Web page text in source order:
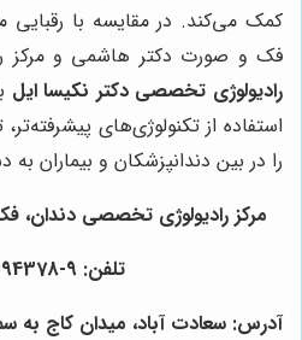
کمک می‌کند. در مقایسه با رقبایی
فک و صورت دکتر هاشمی و مرکز
رادیولوژی تخصصی دکتر نکیسا ایل
استفاده از تکنولوژی‌های
را در بین دندانپزشکان و بیماران
مرکز رادیولوژی تخصصی دندان،
تلفن: 9-22094378 021
آدرس: سعادت آباد، میدان کاج به